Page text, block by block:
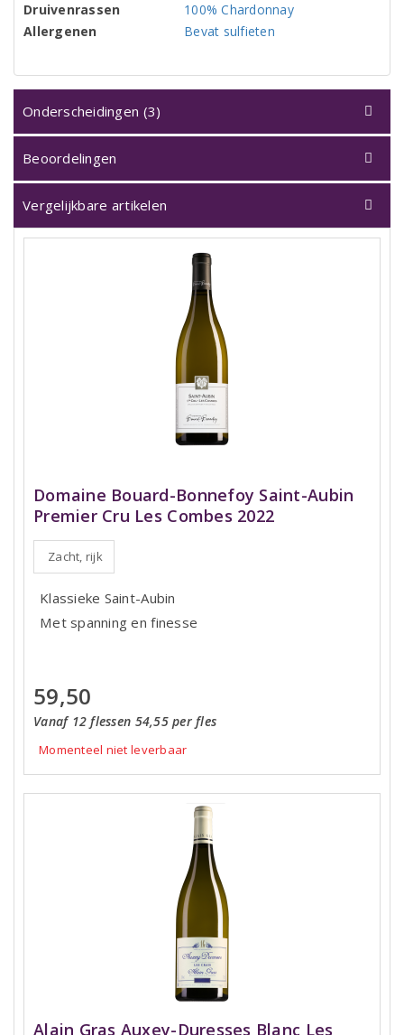
Druivenrassen
100% Chardonnay
Allergenen
Bevat sulfieten
Onderscheidingen (3)
Beoordelingen
Vergelijkbare artikelen
Domaine Bouard-Bonnefoy Saint-Aubin
Premier Cru Les Combes 2022
Zacht, rijk
Klassieke Saint-Aubin
Met spanning en finesse
59,50
Vanaf 12 flessen 54,55 per fles
Momenteel niet leverbaar
Alain Gras Auxey-Duresses Blanc Les